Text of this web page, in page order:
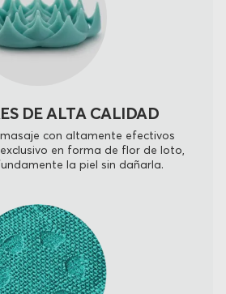
DE ALTA CALIDAD
con altamente efectivos
en forma de flor de loto,
la piel sin dañarla.